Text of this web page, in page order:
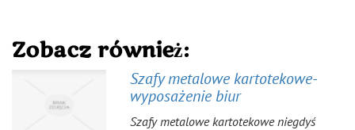
Zobacz również:
Szafy metalowe kartotekowe-
wyposażenie biur
Szafy metalowe kartotekowe niegdyś